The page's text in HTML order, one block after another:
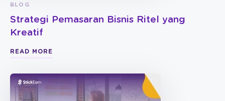
BLOG
Strategi Pemasaran Bisnis Ritel yang
Kreatif
READ MORE